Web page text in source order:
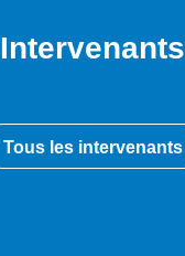
Intervenants
Tous les intervenants